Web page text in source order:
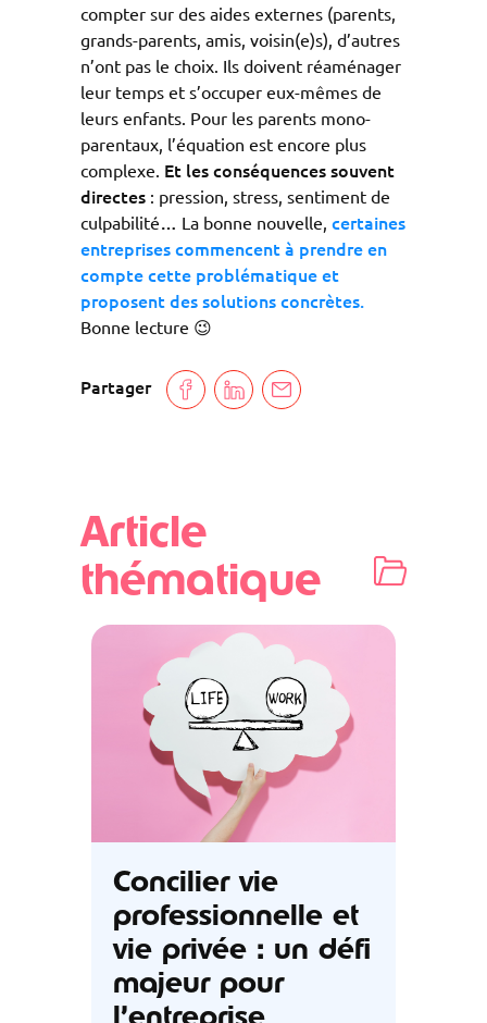
compter sur des aides externes (parents,
grands-parents, amis, voisin(e)s), d’autres
n’ont pas le choix. Ils doivent réaménager
leur temps et s’occuper eux-mêmes de
leurs enfants. Pour les parents mono-
parentaux, l’équation est encore plus
complexe. Et les conséquences souvent
directes : pression, stress, sentiment de
culpabilité… La bonne nouvelle, certaines
entreprises commencent à prendre en
compte cette problématique et
proposent des solutions concrètes.
Bonne lecture 😉
Partager
Article
thématique
Concilier vie
professionnelle et
vie privée : un défi
majeur pour